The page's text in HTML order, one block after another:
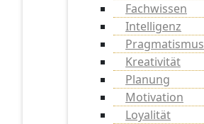
Fachwissen
Intelligenz
Pragmatismus
Kreativität
Planung
Motivation
Loyalität